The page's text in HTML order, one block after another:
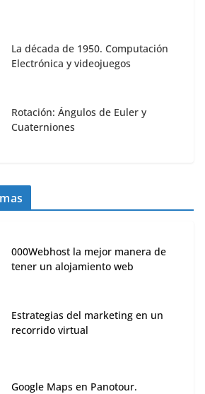
La década de 1950. Computación
Electrónica y videojuegos
Rotación: Ángulos de Euler y
Cuaterniones
000Webhost la mejor manera de
tener un alojamiento web
Estrategias del marketing en un
recorrido virtual
Google Maps en Panotour.